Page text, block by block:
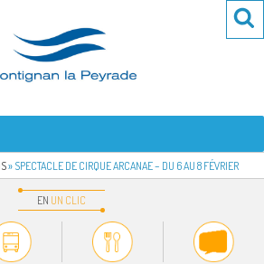
LA PEYRADE
» SPECTACLE DE CIRQUE ARCANAE – DU 6 AU 8 FÉVRIER
EN UN CLIC